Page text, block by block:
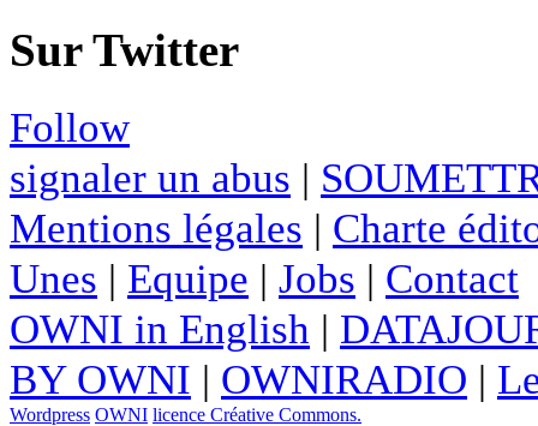
Sur Twitter
Follow
signaler un abus |
Mentions légales | Charte
Unes | Equipe | Jobs | Contact
OWNI in English |
BY OWNI | OWNIRADIO |
Wordpress OWNI licence Créative Commons.